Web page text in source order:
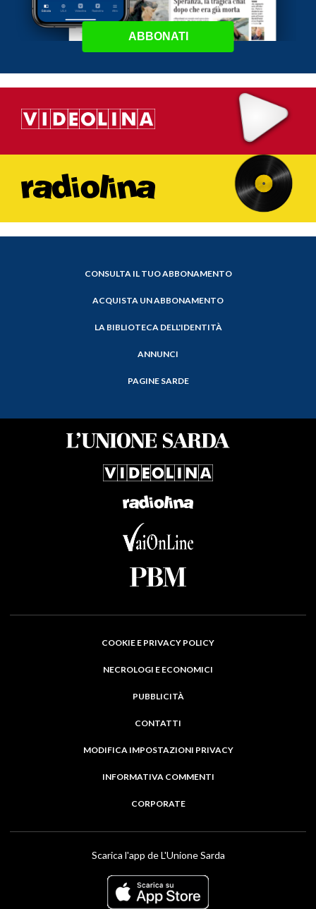
ABBONATI
CONSULTA IL TUO ABBONAMENTO
ACQUISTA UN ABBONAMENTO
LA BIBLIOTECA DELL'IDENTITÀ
ANNUNCI
PAGINE SARDE
COOKIE E PRIVACY POLICY
NECROLOGI E ECONOMICI
PUBBLICITÀ
CONTATTI
MODIFICA IMPOSTAZIONI PRIVACY
INFORMATIVA COMMENTI
CORPORATE
Scarica l'app de L'Unione Sarda